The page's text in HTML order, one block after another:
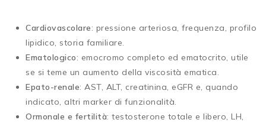
Cardiovascolare: pressione arteriosa, frequenza, profilo
lipidico, storia familiare.
Ematologico: emocromo completo ed ematocrito, utile
se si teme un aumento della viscosità ematica.
Epato-renale: AST, ALT, creatinina, eGFR e, quando
indicato, altri marker di funzionalità.
Ormonale e fertilità: testosterone totale e libero, LH,